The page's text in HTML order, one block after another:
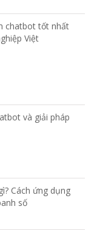
chatbot tốt nhất
Việt
và giải pháp
Cách ứng dụng
số